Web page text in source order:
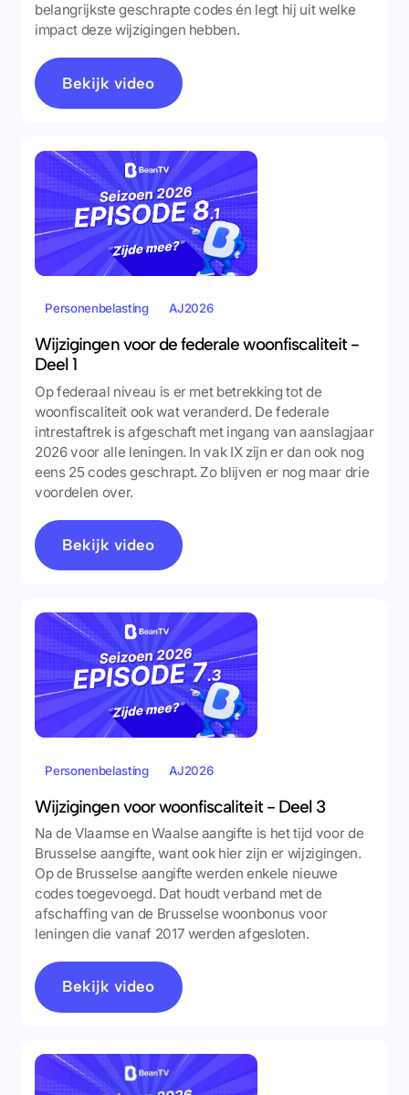
belangrijkste geschrapte codes én legt hij uit welke
impact deze wijzigingen hebben.
Bekijk video
Personenbelasting AJ2026
Wijzigingen voor de federale woonfiscaliteit -
Deel 1
Op federaal niveau is er met betrekking tot de
woonfiscaliteit ook wat veranderd. De federale
intrestaftrek is afgeschaft met ingang van aanslagjaar
2026 voor alle leningen. In vak IX zijn er dan ook nog
eens 25 codes geschrapt. Zo blijven er nog maar drie
voordelen over.
Bekijk video
Personenbelasting AJ2026
Wijzigingen voor woonfiscaliteit - Deel 3
Na de Vlaamse en Waalse aangifte is het tijd voor de
Brusselse aangifte, want ook hier zijn er wijzigingen.
Op de Brusselse aangifte werden enkele nieuwe
codes toegevoegd. Dat houdt verband met de
afschaffing van de Brusselse woonbonus voor
leningen die vanaf 2017 werden afgesloten.
Bekijk video